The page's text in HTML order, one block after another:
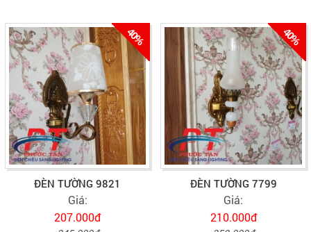
40%
ĐÈN TƯỜNG 9821
Giá:
207.000đ
40%
ĐÈN TƯỜNG 7799
Giá:
210.000đ